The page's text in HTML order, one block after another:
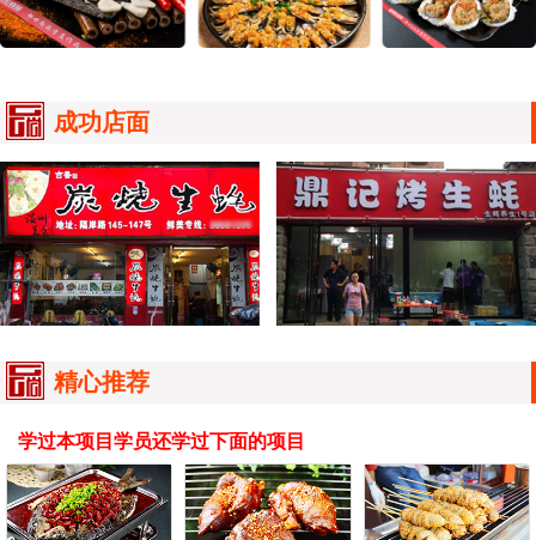
成功店面
精心推荐
学过本项目学员还学过下面的项目